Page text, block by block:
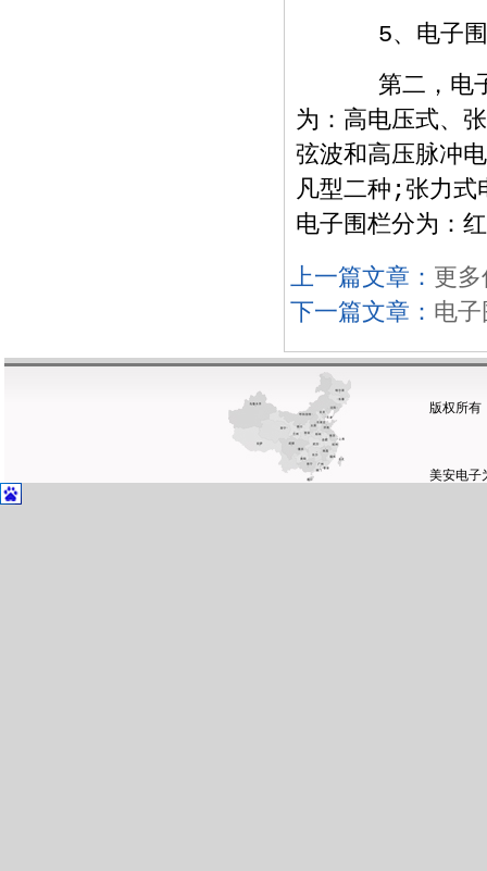
5、电子围
第二，电子
为：高电压式、
弦波和高压脉冲
凡型二种;张力式
电子围栏分为：
上一篇文章： 更
下一篇文章： 电
版权所有
美安电子